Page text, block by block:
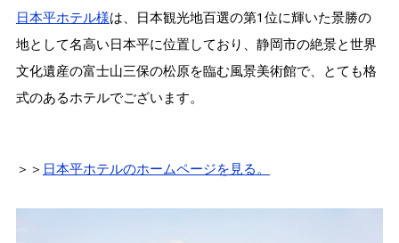
日本平ホテル様は、日本観光地百選の第1位に輝いた景勝の
地として名高い日本平に位置しており、静岡市の絶景と世界
文化遺産の富士山三保の松原を臨む風景美術館で、とても格
式のあるホテルでございます。
＞＞ 日本平ホテルのホームページを見る。